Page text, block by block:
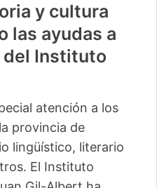
y cultura
las ayudas a
Instituto
atención a los
provincia de
lingüístico, literario
El Instituto